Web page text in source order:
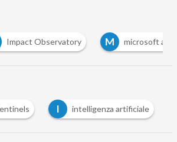
Impact Observatory M microsoft
I intelligenza artificiale